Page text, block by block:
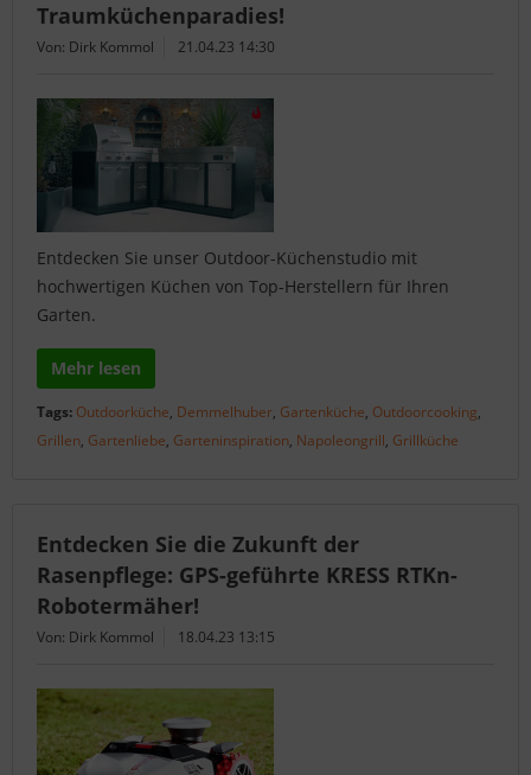
Traumküchenparadies!
Von: Dirk Kommol 21.04.23 14:30
Entdecken Sie unser Outdoor-Küchenstudio mit
hochwertigen Küchen von Top-Herstellern für Ihren
Garten.
Mehr lesen
Tags: Outdoorküche, Demmelhuber, Gartenküche, Outdoorcooking,
Grillen, Gartenliebe, Garteninspiration, Napoleongrill, Grillküche
Entdecken Sie die Zukunft der
Rasenpflege: GPS-geführte KRESS RTKn-
Robotermäher!
Von: Dirk Kommol 18.04.23 13:15